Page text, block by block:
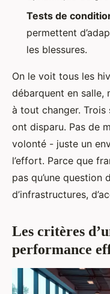
Tests de
permettent
les blessures.
On le voit tous les
débarquent en salle,
à tout changer.
ont disparu. Pas de
volonté - juste un
l’effort. Parce que
pas qu’une question
d’infrastructures,
Les critères
performance